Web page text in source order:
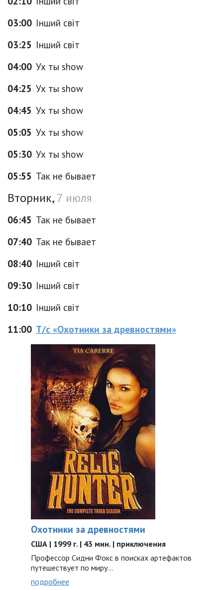
03:00 Інший світ
03:25 Інший світ
04:00 Ух ты show
04:25 Ух ты show
04:45 Ух ты show
05:05 Ух ты show
05:30 Ух ты show
05:55 Так не бывает
Вторник,7 июля
06:45 Так не бывает
07:40 Так не бывает
08:40 Інший світ
09:30 Інший світ
10:10 Інший світ
11:00 Т/с «Охотники за древностями»
Охотники за древностями
США | 1999 г. | 43 мин. | приключения
Профессор Сидни Фокс в поисках артефактов
путешествует по миру...
подробнее